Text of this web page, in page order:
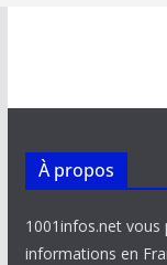
À propos
1001infos.net vous
informations en